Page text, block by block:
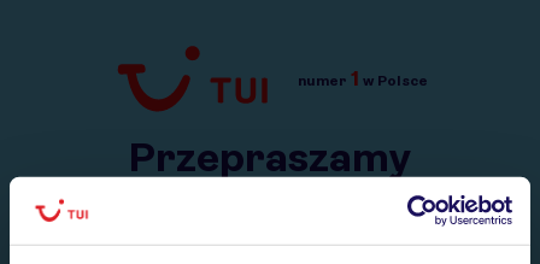
Przejdź do TUI.pl
numer 1 w Polsce
Przepraszamy
Wysłaliśmy nasz serwis na krótkie wakacje.